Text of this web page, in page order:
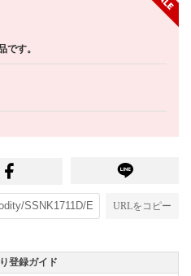
です。
URLをコピー
登録ガイド